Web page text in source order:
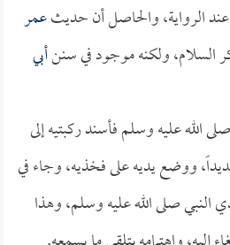
الرواية، والحاصل أن حديثعمر
السلام، ولكنه موجود في سننأبي
الله عليه وسلم فأسند ركبتيه إلى
ووضع يديه على فخذيه، وجاء في
النبي صلى الله عليه وسلم، وهذا